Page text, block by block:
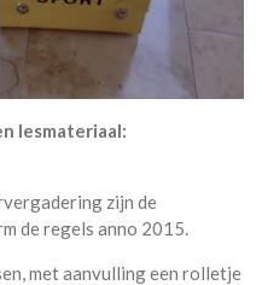
lesmateriaal:
zijn de
de regels anno 2015.
met aanvulling een rolletje